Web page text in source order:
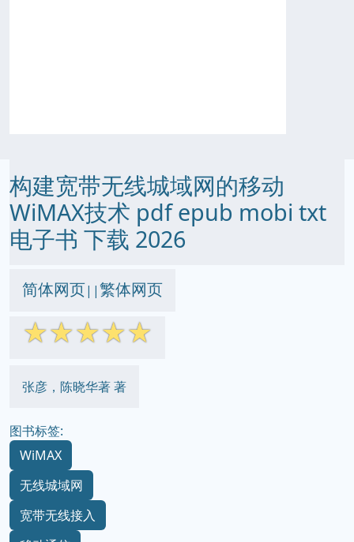
构建宽带无线城域网的移动
WiMAX技术 pdf epub mobi txt
电子书 下载 2026
简体网页||繁体网页
☆☆☆☆☆
张彦，陈晓华著 著
图书标签:
WiMAX
无线城域网
宽带无线接入